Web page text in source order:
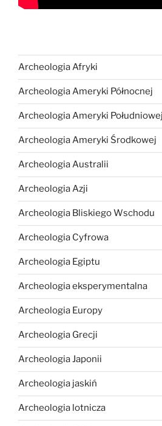
Archeologia Afryki
Archeologia Ameryki Północnej
Archeologia Ameryki Południowej
Archeologia Ameryki Środkowej
Archeologia Australii
Archeologia Azji
Archeologia Bliskiego Wschodu
Archeologia Cyfrowa
Archeologia Egiptu
Archeologia eksperymentalna
Archeologia Europy
Archeologia Grecji
Archeologia Japonii
Archeologia jaskiń
Archeologia lotnicza